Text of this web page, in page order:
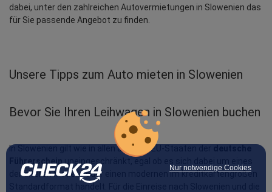
Nur notwendige Cookies
dabei, unter den zahlreichen Autovermietungen in Slowenien das
für Sie passende Angebot zu finden.
Unsere Tipps zum Auto mieten in Slowenien
Bevor Sie Ihren Leihwagen in Slowenien buchen
In Slowenien gilt wie in allen anderen EU-Staaten der
der älteren Modelle oder einen modernen im kreditkartengroßen